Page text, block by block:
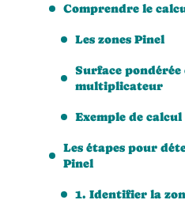
Comprendre le
Les zones Pinel
Surface
multiplicateur
Exemple de calcul
Les étapes pour
Pinel
1. Identifier la